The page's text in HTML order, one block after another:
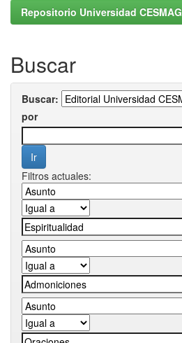
Repositorio Universidad CESMAG
Buscar
Buscar:
por
Filtros actuales: